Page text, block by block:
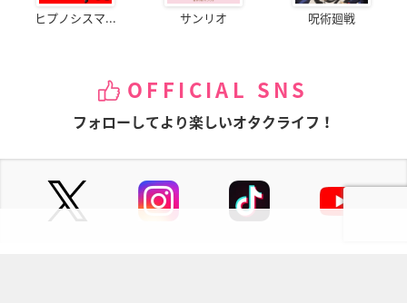
ヒプノシスマ... サンリオ 呪術廻戦
OFFICIAL SNS
フォローしてより楽しいオタクライフ！